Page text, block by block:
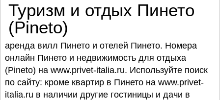
Туризм и отдых Пинето
(Pineto)
аренда вилл Пинето и отелей Пинето. Номера
онлайн Пинето и недвижимость для отдыха
(Pineto) на www.privet-italia.ru. Используйте поиск
по сайту: кроме квартир в Пинето на www.privet-
italia.ru в наличии другие гостиницы и дачи в